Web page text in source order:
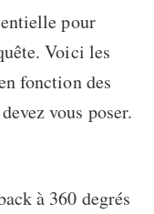
pour
Voici les
fonction des
vous poser.
à 360 degrés